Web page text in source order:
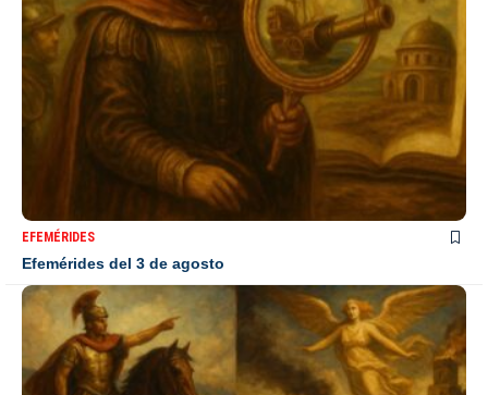
EFEMÉRIDES
Efemérides del 3 de agosto